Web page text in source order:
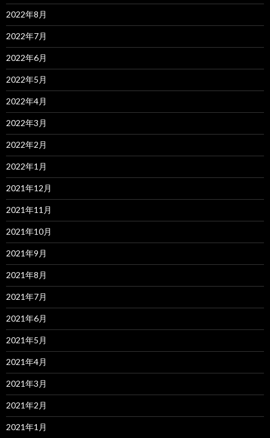
2022年8月
2022年7月
2022年6月
2022年5月
2022年4月
2022年3月
2022年2月
2022年1月
2021年12月
2021年11月
2021年10月
2021年9月
2021年8月
2021年7月
2021年6月
2021年5月
2021年4月
2021年3月
2021年2月
2021年1月